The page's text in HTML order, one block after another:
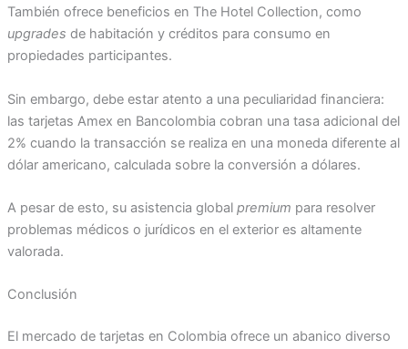
También ofrece beneficios en The Hotel Collection, como
upgrades de habitación y créditos para consumo en
propiedades participantes.
Sin embargo, debe estar atento a una peculiaridad financiera:
las tarjetas Amex en Bancolombia cobran una tasa adicional del
2% cuando la transacción se realiza en una moneda diferente al
dólar americano, calculada sobre la conversión a dólares.
A pesar de esto, su asistencia global premium para resolver
problemas médicos o jurídicos en el exterior es altamente
valorada.
Conclusión
El mercado de tarjetas en Colombia ofrece un abanico diverso